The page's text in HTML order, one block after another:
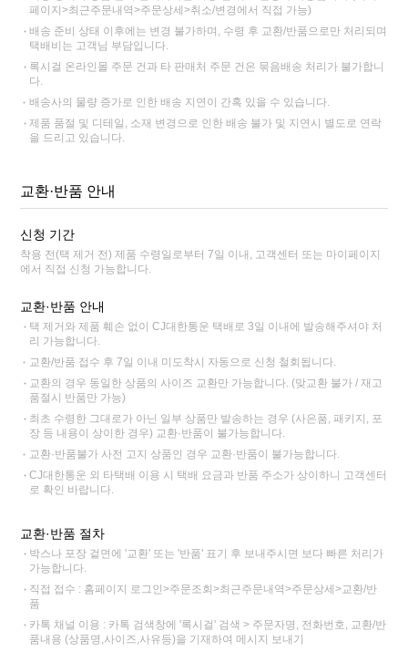
페이지>최근주문내역>주문상세>취소/변경에서 직접 가능)
배송 준비 상태 이후에는 변경 불가하며, 수령 후 교환/반품으로만 처리되며
택배비는 고객님 부담입니다.
록시걸 온라인몰 주문 건과 타 판매처 주문 건은 묶음배송 처리가 불가합니
다.
배송사의 물량 증가로 인한 배송 지연이 간혹 있을 수 있습니다.
제품 품절 및 디테일, 소재 변경으로 인한 배송 불가 및 지연시 별도로 연락
을 드리고 있습니다.
교환·반품 안내
신청 기간
착용 전(택 제거 전) 제품 수령일로부터 7일 이내, 고객센터 또는 마이페이지
에서 직접 신청 가능합니다.
교환·반품 안내
택 제거와 제품 훼손 없이 CJ대한통운 택배로 3일 이내에 발송해주셔야 처
리 가능합니다.
교환/반품 접수 후 7일 이내 미도착시 자동으로 신청 철회됩니다.
교환의 경우 동일한 상품의 사이즈 교환만 가능합니다. (맞교환 불가 / 재고
품절시 반품만 가능)
최초 수령한 그대로가 아닌 일부 상품만 발송하는 경우 (사은품, 패키지, 포
장 등 내용이 상이한 경우) 교환·반품이 불가능합니다.
교환·반품불가 사전 고지 상품인 경우 교환·반품이 불가능합니다.
CJ대한통운 외 타택배 이용 시 택배 요금과 반품 주소가 상이하니 고객센터
로 확인 바랍니다.
교환·반품 절차
박스나 포장 겉면에 '교환' 또는 '반품' 표기 후 보내주시면 보다 빠른 처리가
가능합니다.
직접 접수 : 홈페이지 로그인>주문조회>최근주문내역>주문상세>교환/반
품
카톡 채널 이용 : 카톡 검색창에 '록시걸' 검색 > 주문자명, 전화번호, 교환/반
품내용 (상품명,사이즈,사유등)을 기재하여 메시지 보내기